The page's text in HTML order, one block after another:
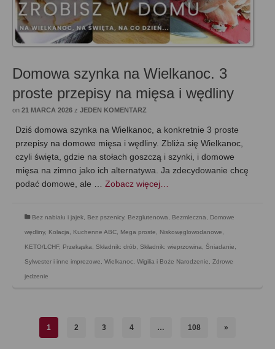
Domowa szynka na Wielkanoc. 3
proste przepisy na mięsa i wędliny
on 21 MARCA 2026 z JEDEN KOMENTARZ
Dziś domowa szynka na Wielkanoc, a konkretnie 3 proste
przepisy na domowe mięsa i wędliny. Zbliża się Wielkanoc,
czyli święta, gdzie na stołach goszczą i szynki, i domowe
mięsa na zimno jako ich alternatywa. Ja zdecydowanie chcę
podać domowe, ale … Zobacz więcej…
Bez nabiału i jajek Bez pszenicy, Bezglutenowa Bezmleczna Domowe
wędliny, Kolacja Kuchenne ABC Mega proste Niskowęglowodanowe,
KETO/LCHF, Przekąska Składnik: drób Składnik: wieprzowina Śniadanie
Sylwester i inne imprezowe Wielkanoc Wigilia i Boże Narodzenie Zdrowe
jedzenie
1 2 3 4 … 108 »